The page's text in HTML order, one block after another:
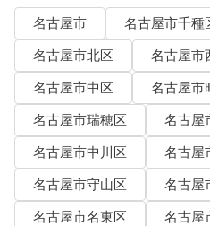
名古屋市 名古屋市千種
名古屋市北区
名古屋市
名古屋市中区
名古屋市
名古屋市瑞穂区
名古屋
名古屋市中川区
名古屋
名古屋市守山区
名古屋
名古屋市名東区
名古屋